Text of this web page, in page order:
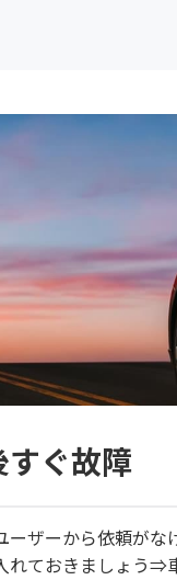
ぐ故障
ーザーから依頼が
れておきましょう